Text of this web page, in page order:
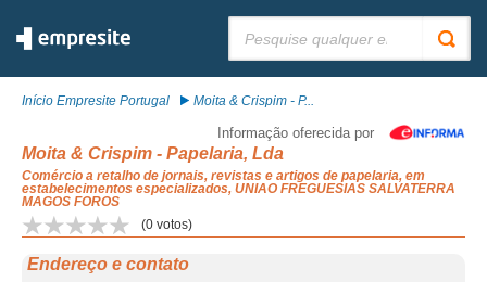
Início Empresite Portugal Moita & Crispim - P...
Informação oferecida por
Moita & Crispim - Papelaria, Lda
Comércio a retalho de jornais, revistas e artigos de papelaria, em
estabelecimentos especializados, UNIAO FREGUESIAS SALVATERRA
MAGOS FOROS
(0 votos)
Endereço e contato